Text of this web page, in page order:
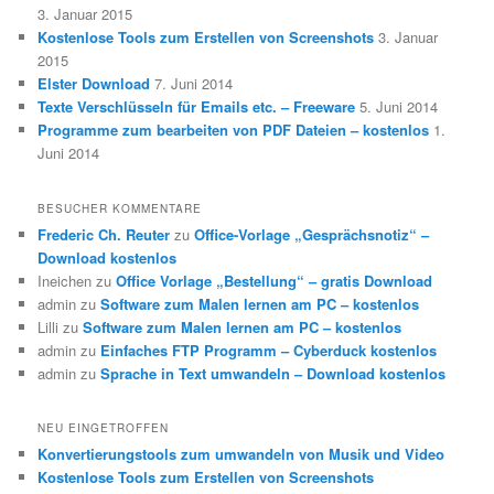
3. Januar 2015
Kostenlose Tools zum Erstellen von Screenshots 3. Januar
2015
Elster Download 7. Juni 2014
Texte Verschlüsseln für Emails etc. – Freeware 5. Juni 2014
Programme zum bearbeiten von PDF Dateien – kostenlos 1.
Juni 2014
BESUCHER KOMMENTARE
Frederic Ch. Reuter zuOffice-Vorlage „Gesprächsnotiz“ –
Download kostenlos
Ineichen zuOffice Vorlage „Bestellung“ – gratis Download
admin zuSoftware zum Malen lernen am PC – kostenlos
Lilli zuSoftware zum Malen lernen am PC – kostenlos
admin zu Einfaches FTP Programm – Cyberduck kostenlos
admin zuSprache in Text umwandeln – Download kostenlos
NEU EINGETROFFEN
Konvertierungstools zum umwandeln von Musik und Video
Kostenlose Tools zum Erstellen von Screenshots